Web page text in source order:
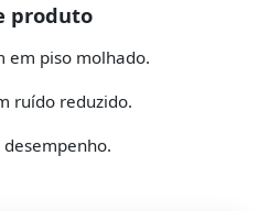
produto
em piso molhado.
ruído reduzido.